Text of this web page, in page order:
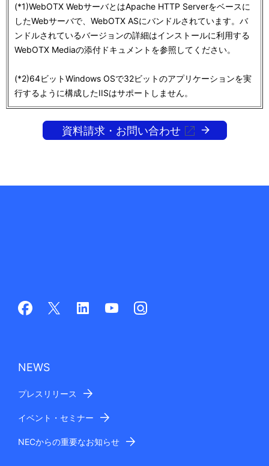
(*1)WebOTX WebサーバとはApache HTTP Serverをベースに
したWebサーバで、WebOTX ASにバンドルされています。バ
ンドルされているバージョンの詳細はインストールに利用する
WebOTX Mediaの添付ドキュメントを参照してください。
(*2)64ビットWindows OSで32ビットのアプリケーションを実
行するように構成したIISはサポートしません。
資料請求・お問い合わせ
NEWS
プレスリリース
イベント・セミナー
NECからの重要なお知らせ